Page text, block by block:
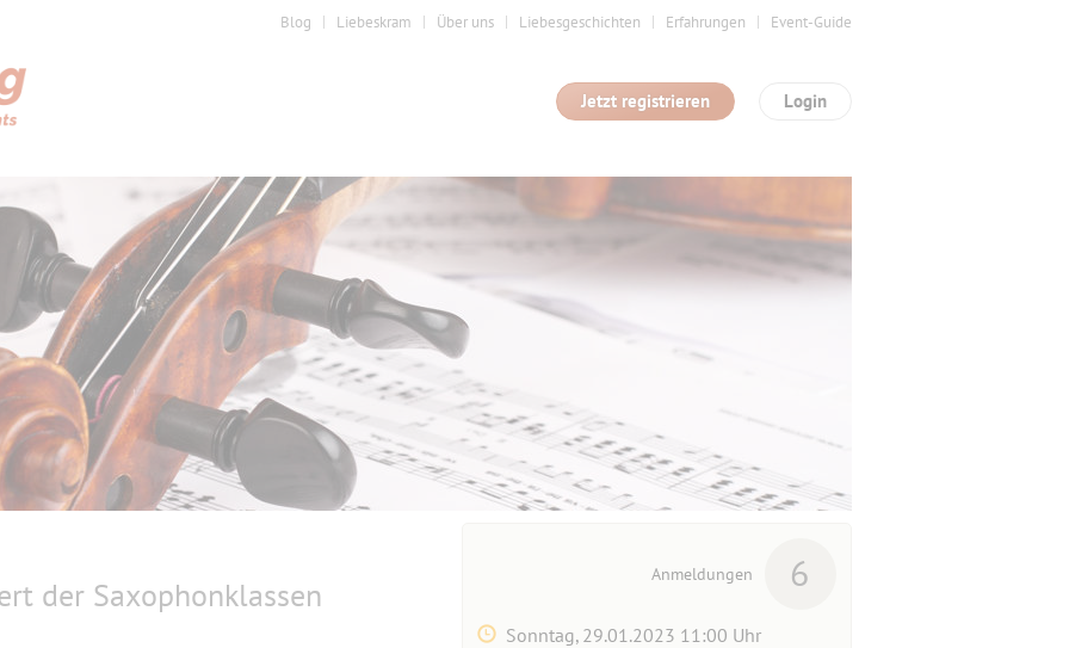
Blog Liebeskram Über uns Liebesgeschichten Erfahrungen Event-Guide
Login
Jetzt registrieren
der Saxophonklassen
Anmeldungen 6
Sonntag, 29.01.2023 11:00 Uhr